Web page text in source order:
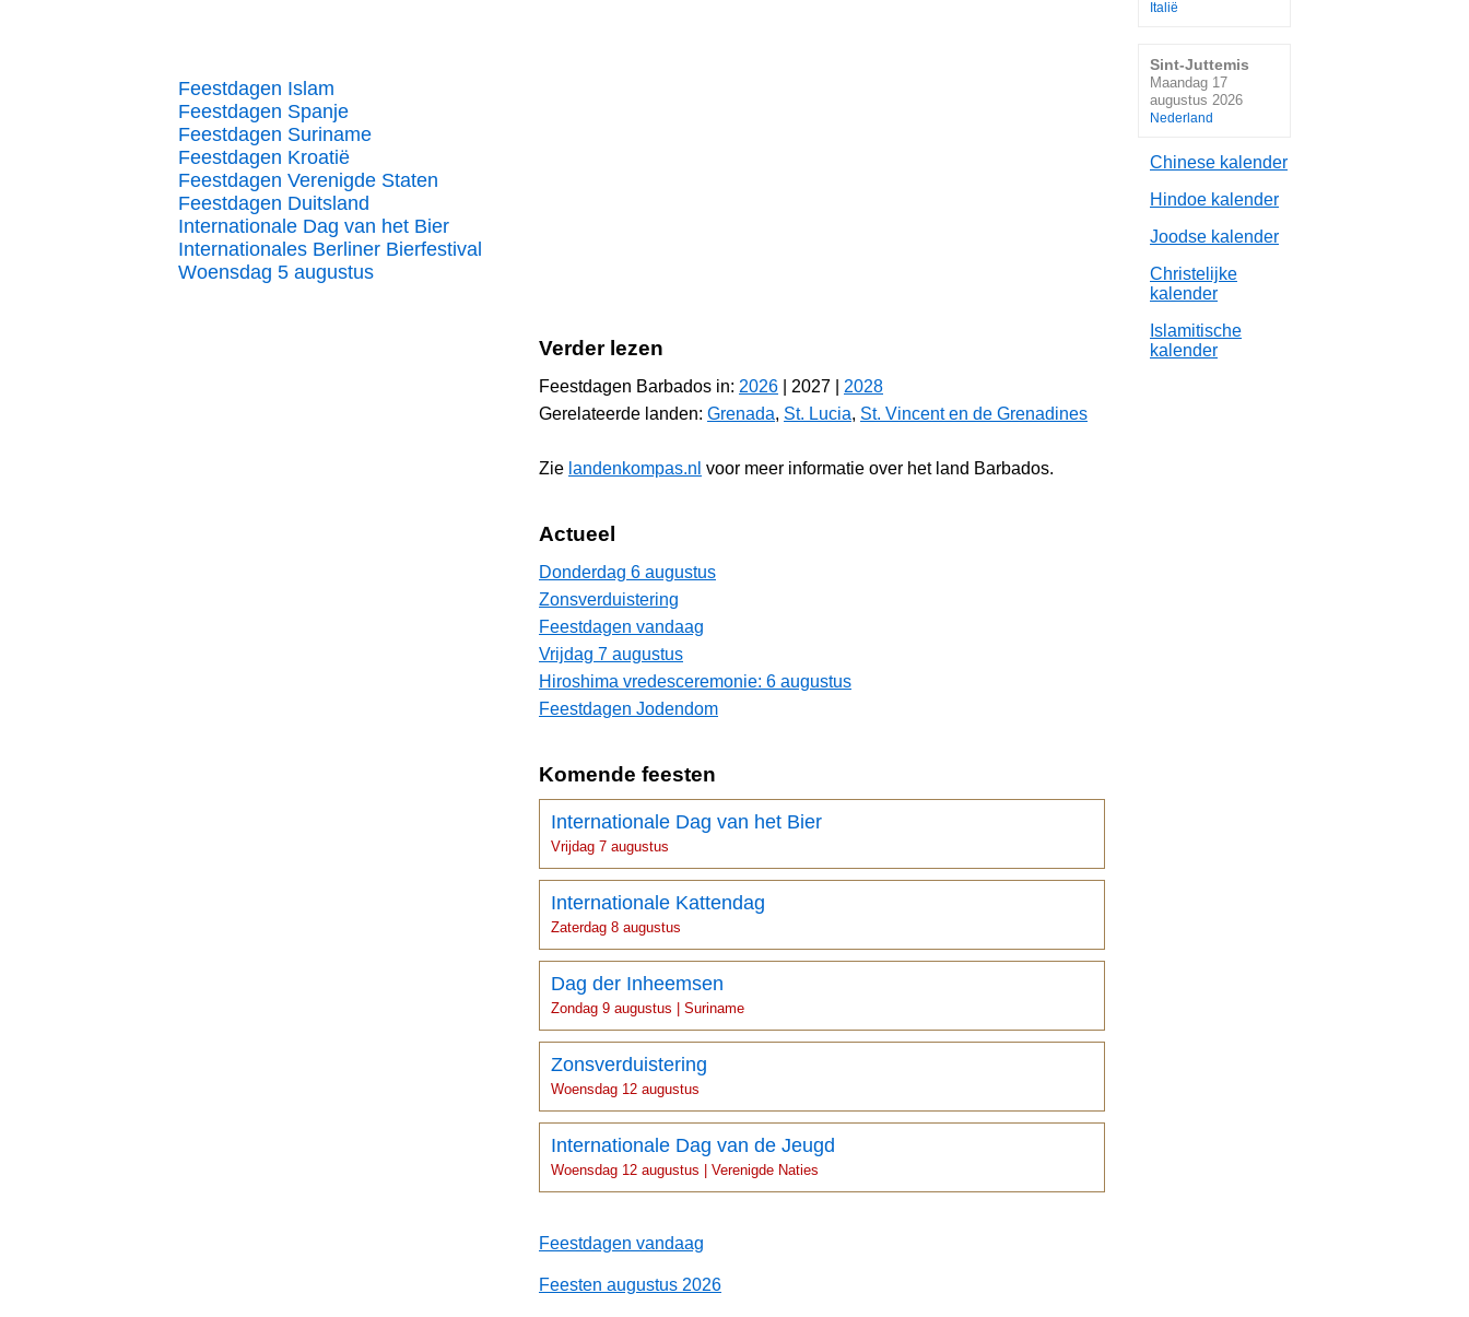
Feestdagen Islam
Feestdagen Spanje
Feestdagen Suriname
Feestdagen Kroatië
Feestdagen Verenigde Staten
Feestdagen Duitsland
Internationale Dag van het Bier
Internationales Berliner Bierfestival
Woensdag 5 augustus
Verder lezen
Feestdagen Barbados in: 2026 | 2027 | 2028
Gerelateerde landen: Grenada, St. Lucia, St. Vincent en de Grenadines
Zie landenkompas.nl voor meer informatie over het land Barbados.
Actueel
Donderdag 6 augustus
Zonsverduistering
Feestdagen vandaag
Vrijdag 7 augustus
Hiroshima vredesceremonie: 6 augustus
Feestdagen Jodendom
Komende feesten
Internationale Dag van het Bier
Vrijdag 7 augustus
Internationale Kattendag
Zaterdag 8 augustus
Dag der Inheemsen
Zondag 9 augustus | Suriname
Zonsverduistering
Woensdag 12 augustus
Internationale Dag van de Jeugd
Woensdag 12 augustus | Verenigde Naties
Feestdagen vandaag
Feesten augustus 2026
Italië
Sint-Juttemis
Maandag 17
augustus 2026
Nederland
Chinese kalender
Hindoe kalender
Joodse kalender
Christelijke
kalender
Islamitische
kalender